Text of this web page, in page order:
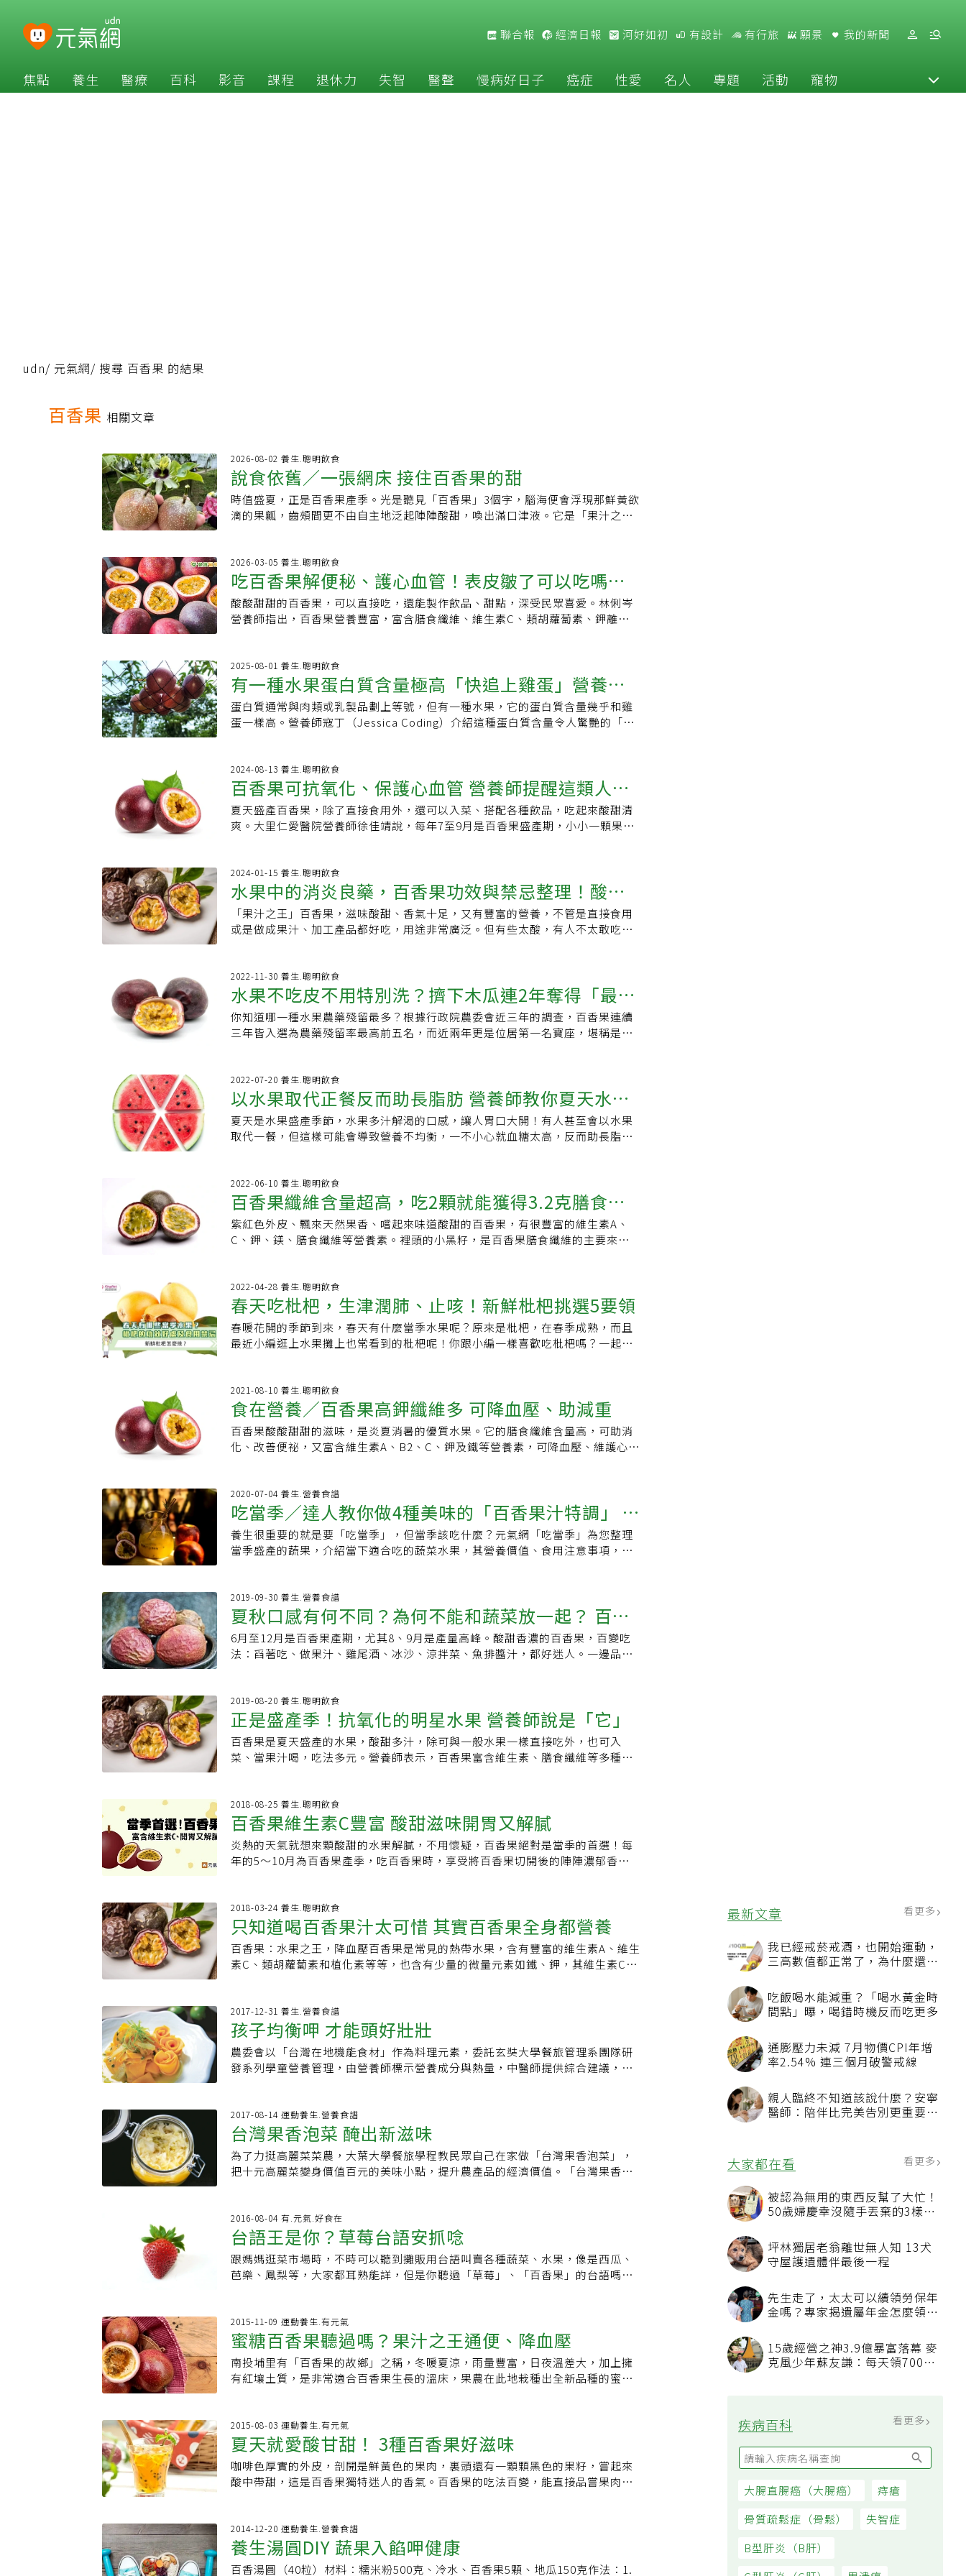
聯合報 經濟日報 河好如初 有設計 有行旅 願景 我的新聞
焦點 養生 醫療 百科 影音 課程 退休力 失智 醫聲 慢病好日子 癌症 性愛 名人 專題 活動 寵物
最新文章 看更多
我已經戒菸戒酒，也開始運動，
三高數值都正常了，為什麼還不
吃飯喝水能減重？「喝水黃金時
間點」曝，喝錯時機反而吃更多
通膨壓力未減 7月物價CPI年增
率2.54% 連三個月破警戒線
親人臨終不知道該說什麼？安寧
醫師：陪伴比完美告別更重要，
大家都在看 看更多
被認為無用的東西反幫了大忙！
50歲婦慶幸沒隨手丟棄的3樣物
坪林獨居老翁離世無人知 13犬
守屋護遺體伴最後一程
先生走了，太太可以續領勞保年
金嗎？專家揭遺屬年金怎麼領，
15歲經營之神3.9億暴富落幕 麥
克風少年蘇友謙：每天領700元
疾病百科 看更多
大腸直腸癌（大腸癌）
痔瘡
骨質疏鬆症（骨鬆）
失智症
B型肝炎（B肝）
udn/ 元氣網/ 搜尋 百香果 的結果
百香果 相關文章
2026-08-02 養生.聰明飲食
說食依舊／一張網床 接住百香果的甜
時值盛夏，正是百香果產季。光是聽見「百香果」3個字，腦海便會浮現那鮮黃欲
滴的果瓤，齒頰間更不由自主地泛起陣陣酸甜，喚出滿口津液。它是「果汁之
層次。它不僅「百香」，在餐桌上更是「百變」。百香果的命名是一頁生動的文
化漂流史。17世紀初，它從原產地巴西傳入西班牙，傳教士見其花瓣張開，中心
花蕊狀似十字架，3個分裂的柱頭宛如釘死耶穌的鐵釘，花瓣上的斑點似血跡，於
是充滿宗教情懷地命名為「受難花」（PassionFlower），果實即為受難果。後
人有不識此淵源，單從字面誤讀，便成了「熱情果」與「愛情果」。時空流轉至
稱。而在早年的台灣，鄉親們觀其外型，直白地喊它「雞卵果」，或是帶著異國
色彩的「西番果」。直到1960年代，台鳳公司準備推出果汁，覺得「西番」兩字
不夠響亮，便取「Passion」的日語諧音，巧妙譯為「百香」。這神來一筆，不僅
音韻優美，更精準捕捉了它揉合香蕉、鳳梨、檸檬、石榴等多種果香的迷人特
香果的優點，紫紅外皮下藏著酸甜濃郁的果汁，近年更有甜度極高的「滿天星」
（蜜糖百香果）與清香多汁的「黃金百香果」爭艷。要孕育這些美好，首推南投
埔里。埔里大坪頂這片海拔650至800公尺的緩坡，擁有微酸性紅土，保水又排
水，且超過10度以上的日夜溫差，造就了「熱不太熱、冷不太冷」的微氣候。當
地的百香果農彭文和笑稱，這裡水質極佳，不僅人喝了甘甜，果樹喝了更是結實
1980年代末期建立健康種苗更新制度，每年全園更新植株，才得以復甦。未料，
2011年的塑化劑食安風暴再度襲來，最後雖查出是裝填果汁的塑膠容器惹禍，卻
讓埔里百香果濃縮汁的銷量從每月數百桶，一度暴跌至5桶，果農瞬間跌入酸澀深
淵。危機，往往是轉機的伏筆。為了求生，果農們痛定思痛，決定降低加工依
酸化，且早年為了刺激開花結果，農民常在七分熟便強行採收，酸度自然偏高。
於是，一項改變產業命運的發明誕生了——「吊網」。農人在藤蔓下架起一張張鬆
軟的網床，果實熟透後自然蒂落，輕輕柔柔地掉進網中。不提早採摘、不落地碰
撞，不僅留住了完美外觀，更徹底封存了果實的甜美，如詩人卓黔形容「柔黃淺
紫鮮漿美，甜重酸輕顆粒誇」，鮮果品質的躍升，讓百香果從昔日一斤2、30元的
宛如一張充滿哲理的社會安全網。它溫柔地接住了那些墜落的生命，免去了硬生
生著地的撞擊與瘀傷，讓原本可能轉向酸楚的人生，終能在歲月的網床裡，沉澱
出回甘的甜。等待與接納，這是百香果給我們的啟示，也是這塊土地最厚實的情
味。
2026-03-05 養生.聰明飲食
吃百香果解便秘、護心血管！表皮皺了可以吃嗎？
營養師點名3族群謹慎食用
酸酸甜甜的百香果，可以直接吃，還能製作飲品、甜點，深受民眾喜愛。林俐岑
營養師指出，百香果營養豐富，富含膳食纖維、維生素C、類胡蘿蔔素、鉀離子等
者，食用份量要謹慎控制。「果汁之王」香氣濃郁 百香果含有哪些營養素？林俐
岑營養師說明，百香果得名自其集結了多種水果香氣，還被稱為「果汁之王」，
GI值約30，屬於低GI水果，且營養密度高。若連籽一起吃，每100克果肉可提供
約5.3克膳食纖維，高於不少蔬菜，有助於腸道蠕動、緩解便秘，同時增加飽足
感，可幫助體重控制。百香果同時富含維生素C，具抗氧化作用，與肌膚美白、膠
腫和維持血壓穩定，進而保護心血管健康。百香果也有最佳吃法 加強營養吸收、
減少腸胃負擔林俐岑營養師建議，百香果的膳食纖維主要集中在黑色籽中，「連
籽一起吃」獲得的排便效果更完整。不過腸胃敏感者需細嚼慢嚥，以免外殼過
硬，刮傷胃黏膜或造成消化不良。選購百香果時，可以看果皮光滑的酸度較高，
收，也可以用來取代高熱量佐料，如果醬、美乃滋或糖，製作優格是不錯的蛋白
質和纖維組合，製作涼拌青木瓜或沙拉，酸甜風味天然又健康。好吃但不是人人
都能多吃 3大族群要注意林俐岑營養師提醒，同時以下３類族群需特別注意：胃
部功能不佳者：百香果酸度高，易刺激胃酸分泌，種子又硬，可能引起造成消化
不良，胃潰瘍、胃炎或胃食道逆流的人建議去籽，也不要空腹食用。 腎臟病患
限，對應可食果肉重量約70至85克，相當於一般飯碗約半碗的量。 【資料來源】
林俐岑營養師的小天地 【延伸閱讀】高血壓導管治療成治療選項之一！醫：探討
與心血管風險及醫療成本的關聯心血管疾病居十大死因前四 高血脂成無聲殺
手！新型藥物擴增治療選項【本文由健康醫療網授權刊登，原文刊載網址：
2025-08-01 養生.聰明飲食
有一種水果蛋白質含量極高「快追上雞蛋」營養
師：一杯就達5克
蛋白質通常與肉類或乳製品劃上等號，但有一種水果，它的蛋白質含量幾乎和雞
蛋一樣高。營養師寇丁（Jessica Coding）介紹這種蛋白質含量令人驚艷的「蛋
幾乎可媲美一顆雞蛋（約6克蛋白質）。為什麼百香果蛋白質含量這麼高？事實
上，科學家也無法完全解釋這個現象。寇丁指出，百香果本身是營養密度極高的
水果，它不僅含有蛋白質，還有纖維、碳水化合物、維生素C、維生素A，以及一
些鉀，對健康十分有益。還有哪些水果也含豐富蛋白質？除了百香果，以下幾種
水果的蛋白質含量也不容小覷：‧酪梨：每杯約含4.5克蛋白質‧番石榴：每杯超
白質是較理想的標準，若有加上點心則還需更多。每天可以吃多少百香果？根據
美國膳食指南建議，一般人每日應攝取1.5到2杯的水果。寇丁表示，百香果也適
用這個範圍。如果你喜歡百香果的味道，她建議可將其加入果昔、水果碗，或是
直接吃原果。不過她也提醒，百香果的熱量比一般水果稍高，食用時要注意份
2024-08-13 養生.聰明飲食
百香果可抗氧化、保護心血管 營養師提醒這類人一
天一顆為限
夏天盛產百香果，除了直接食用外，還可以入菜、搭配各種飲品，吃起來酸甜清
爽。大里仁愛醫院營養師徐佳靖說，每年7至9月是百香果盛產期，小小一顆果
於高纖、高鉀的水果，想減重的人可以多吃，但慢性腎臟病患者一天以一顆為
限，更要避免直接飲用果汁。切開百香果，裡頭的果肉鮮黃且多籽，散發出濃郁
香氣。徐佳靖強調，百香果的籽是營養精華，含有礦物質、粗纖維、百香多酚
類，可抗氧化、保護心血管。如果不想嚼碎，直接吞下也沒有關係。屬於黃色食
物的百香果，維生素A、類胡蘿蔔素含量非常高，可維持正常的淚液分泌，有助於
金百香果及果皮偏紅的滿天星品種，徐佳靖表示，營養價值都差不多，但有些甜
度高達17度以上，糖尿病患者要忌口，建議一天不要吃超過2顆，且少吃其他水
果。徐佳靖提醒，百香果屬於後熟型的水果，果實成熟會掉到地上。建議買回家
後要再放4至5天，果梗變成淺褐色，這時候酸甜適中最好吃。百香果怎麼挑選1.
較酸。
2024-01-15 養生.聰明飲食
水果中的消炎良藥，百香果功效與禁忌整理！酸甜
看外皮就知，想吃甜一點的選這種
「果汁之王」百香果，滋味酸甜、香氣十足，又有豐富的營養，不管是直接食用
或是做成果汁、加工產品都好吃，用途非常廣泛。但有些太酸，有人不太敢吃。
胡蘿蔔素）相當高，大約是木瓜四倍。而百香果口感微酸，讓人以為維生素Ｃ
高，但其維生素Ｃ含量僅排中等，不敵橘子、柳丁、檸檬、葡萄柚等柑橘類。百
香果還富含鉀、鋅等礦物質，不只算是高鉀水果，鋅含量在水果中的表現也相當
不錯，排名中上。百香果的食用，最多人是吸取它的果汁，其實它從裡到外都營
養，只喝果汁可惜了。果汁中主要色素種類為類胡蘿蔔素，富含蛋白質、類黃酮
物質。裡面的小黑籽則富含膳食纖維，是香蕉3倍多，也是泰國芭樂的2倍。吃百
香果有什麼功效？什麼人不能吃？依食藥署食品成分分析，100公克百香果果肉，
熱量約66大卡，在水果裡的熱量排名為中等。百香果是維生素A、B2、C很好的來
源，有抗氧化作用，可抑制人體的發炎反應，是水果中的消炎良藥。它還可幫助
維豐富，幫助排便順暢又助消化，對肥胖的人來說，有飽足感，可以幫助減重。
3.含鐵量充足，吃素的人可食用補充鐵質。慎食族群1.百香果因鉀含量較高，腎
臟病患要避免食用。2.對酸較敏感的胃腸不佳者，也要適量食用。3.糖尿病患：
建議攝取量與腎臟病患相同。百香果微酸的口感，易讓人誤以為糖分不高；但食
用過量，可是會影響血糖穩定。如何挑選百香果？外皮皺皺的比較甜選購百香果
YA - 農糧署》臉書粉絲專頁教大家挑選百香果注意2重點：1.挑重的：愈沉重飽
滿，果汁含量愈多2.買回家後先別冰，室溫放置：．放2日內，口感較為酸甜．放
2~4天，果皮便會逐漸出現皺褶，酸度稍微下降，風味也較香濃．放4日以上，建
議改採冷藏保存但是百香果可不是「愈陳愈香」！由於百香果採收後果實仍會進
口感較為酸甜；室溫放置2~4天，果皮便會逐漸出現皺褶，酸度稍微下降，風味也
較為香濃；放置4日以上，則建議改採冷藏保存，並盡速食用完畢。吃百香果小訣
竅 果汁不流失許多人吃百香果時，可能都有一個困擾，就是一剖開後，珍貴的湯
汁就流掉一大半了。有一個小訣竅，就是從上方1/4處下刀切下，再以湯匙挖取，
可避免果汁四溢。【資料來源】．《鮮享農YA - 農糧署》臉書粉絲專頁．《農業
2022-11-30 養生.聰明飲食
水果不吃皮不用特別洗？擠下木瓜連2年奪得「最毒
水果」是它
你知道哪一種水果農藥殘留最多？根據行政院農委會近三年的調查，百香果連續
三年皆入選為農藥殘留率最高前五名，而近兩年更是位居第一名寶座，堪稱是
率也有10.2%。除了百香果之外，木瓜也是連續三年不合格率高居前五名的水
果，甚至在107年以13.4%的不合格率名列榜首。不過要留意的是，該份資料由藥
毒所每年針對全台各縣市蔬果，在蔬果均帶皮或帶殼且未經清洗的樣態下進行農
藥殘留檢驗，與一般消費者食用前已經清洗、去皮或烹煮的習慣不同。藥毒所前
所長費雯綺曾受訪指出，雖然有蔬果農藥殘留量不合格，但對一般民眾來說，只
水果也要記得洗，例如香蕉、橘子、柳橙、龍眼、荔枝、檸檬等水果，不要因為
不會帶皮吃就不洗，反而導致農藥交叉污染，更容易不小心把農藥吃下肚造成肝
腎負擔。而連皮吃像是葡萄、草莓等漿果類的水果，程涵宇建議以流動水清洗每
一顆果實後再去除蒂頭。例如草莓經清洗和去除蒂頭後，農藥殘留的去除率可達
營養的部分，該怎麼吃帶皮一起吃而不會把農藥吃下肚？宜蘭縣美食烹調補習班
老師陳韻如曾受訪指出，遵照3技巧帶皮水果就能吃得安心：1.清水多沖泡 果蒂要
削掉若想連皮一起吃，建議先用清水沖泡30分鐘以上，同時不要吃到靠近果蒂
處，因為果蒂是農藥殘留最多的地方。2.放一到兩天 讓農藥揮發一定要購買當季
的水果，買回家後建議先放置室溫一至二天再食用，讓農藥殘留揮發。3.水果對
表●白白一層，是果粉還是農藥？果粉一般呈現白色，顏色分布均勻；如果是農
藥，會呈現出不規則的斑點狀，並且有微黃色或微青色的色澤。●亮亮一層，是
果蠟還是人工蠟？用手或抹布往蘋果表面抹，如果愈抹愈光亮，那就是「人工
蠟」；如果愈抹愈混濁就證明是「天然果蠟」。另外一種方法，就是不要購買表
2022-07-20 養生.聰明飲食
以水果取代正餐反而助長脂肪 營養師教你夏天水果
如何吃得健康
夏天是水果盛產季節，水果多汁解渴的口感，讓人胃口大開！有人甚至會以水果
取代一餐，但這樣可能會導致營養不均衡，一不小心就血糖太高，反而助長脂
夏季瓜果之王。西瓜含水量很高，占總體94%以上，所以西瓜有助消暑解渴，若
出現輕微中暑，有口乾舌燥、頭昏、皮膚發燙的感覺，不妨可吃點西瓜解暑。不
過，西瓜屬於比較寒涼的水果，體質虛寒、容易手腳冰冷、逢經期、受寒感冒的
人，應該少吃。怎麼選？挑選表面光滑、花紋整齊的西瓜。若西瓜的蒂頭粗壯彎
曲，通常比較甜；拍拍果皮聲音清脆響亮，代表含水量夠。2.百香果百香果的酸
獲得3.2克的膳食纖維。不過，百香果的籽不好消化，腸胃功能不好的民眾，不可
多吃，過量食用會導致腸胃不適；百香果屬於高鉀水果，需要限鉀的腎臟病患應
該節制。怎麼選？選擇外皮顏色深，拿起來有重量的百香果，代表成熟度夠，裡
頭果肉多，水分充足；如果外觀有皺紋，代表放置一段時間了，最好盡快吃完。
料，可促進細胞分化正常，使癌化的細胞加速凋亡，也能促進黏膜分泌潤滑黏
液，修復身體受傷的黏膜組織。不過，芒果屬於容易導致過敏的水果，若發現接
觸到芒果汁液會過敏，應避免食用。怎麼選？選購時要注意芒果表皮有沒有黑斑
或壓傷，有黑斑或塊狀黑斑，表示內部已開始腐爛；壓起來有彈性、果蒂為紅或
澄黃色，屬於比較新鮮的芒果。4.李子酸甜的李子糖分較低，適合有血糖問題的
力提升都有好處，李子的酸澀感，有助消除飯後的油膩感，並能促進腸胃蠕動、
幫助消化。不過，李子的果酸較高，易刺激胃酸分泌，因此腸胃功能不佳的人，
宜避免空腹食用。怎麼選？選擇果粒飽滿完整、沒有壓傷、果肉富有彈性，且帶
有果粉的李子為佳。太軟的有可能過熟，不耐久放。
2022-06-10 養生.聰明飲食
百香果纖維含量超高，吃2顆就能獲得3.2克膳食纖
維！但「1功能」不好民眾要少吃
紫紅色外皮、飄來天然果香、嚐起來味道酸甜的百香果，有很豐富的維生素A、
C、鉀、鎂、膳食纖維等營養素。裡頭的小黑籽，是百香果膳食纖維的主要來源，
視力外，也能保護皮膚康寧醫院營養師陳詩婷表示，百香果的維生素A與C，可強
化人體免疫系統，有助於提高對病毒的抵抗力；且維生素A還有維持上皮細胞正常
分化的作用，除了能夠保護眼睛、視力之外，也能保護皮膚。只是，百香果屬於
含鉀量高的水果，每100公克就有200毫克的鉀離子，跟木瓜差不多，需要限鉀的
腎臟病患應該節制吃；另外，腸胃功能不好的民眾，也不建議多吃，因為百香果
是選外皮顏色深，拿起來有重量，代表成熟度夠，裡頭果肉多，水分充足；如果
外觀有皺紋，代表放置一段時間了，最好儘快吃完。 （本文摘自《常春月刊》
470期）延伸閱讀: 。酸香百香果，止渴又養顏 。西瓜是夏季水果之王，吃西瓜消
暑氣，但「1時間」後建議少吃，否則容易消化不良 &amp;nbsp;
2022-04-28 養生.聰明飲食
春天吃枇杷，生津潤肺、止咳！新鮮枇杷挑選5要領
春暖花開的季節到來，春天有什麼當季水果呢？原來是枇杷，在春季成熟，而且
最近小編逛上水果攤上也常看到的枇杷呢！你跟小編一樣喜歡吃枇杷嗎？一起來
素A 1347 IU，對於夜間視力、眼睛有幫助，還有保護皮膚及黏膜健康！3、貧
血：每100公克含葉酸12.4微克，造血維生素，可以幫助紅血球製造！懷孕初期的
婦女也需要補充葉酸，對於寶寶腦部發育很重要！4、血壓：每100公克含鉀173
毫克，有助血壓調節，還可以幫助肌肉與神經相互溝通，促進肌肉收縮。以中醫
觀點枇杷果實具生津潤肺、止咳功效！而枇杷葉屬中藥材，《本草綱目》記載其
果。枇杷葉曬乾入藥，有清肺胃熱，降氣化痰的功用，常有與其他藥材製成「枇
杷膏」。怎麼選枇杷？掌握五個要領專家說枇杷不要放冰箱，放進冰箱之後果肉
就會變硬，影響口感！所以最佳的儲存方式就是放置室溫。1、果圓：枇杷果粒越
大且圓，代表果肉越多。2、顏色深：顏色越深且均勻代表成熟且甜度足。3、絨
陽光照。 【更多KingNet國家網路醫藥報導】 不明原因頭痛、伴隨肩頸痠痛、脖
子僵硬恐為頸椎問題造成？！ 頸因性頭暈透過矯正治療緩解不適症狀！認識注意
力不足過動症（ADHD）：ADHD其診斷、症狀、類型、治療與如何克服本土疫
情持續攀升！BA.2成主流病毒株，接種&quot;追加劑&quot;提升自我保護力！查
看原始文章&gt;&gt;立刻加入KingNet 國家網路醫藥 LINE＠ 共同守護全家人健
2021-08-10 養生.聰明飲食
食在營養／百香果高鉀纖維多 可降血壓、助減重
百香果酸酸甜甜的滋味，是炎夏消暑的優質水果。它的膳食纖維含量高，可助消
化、改善便祕，又富含維生素A、B2、C、鉀及鐵等營養素，可降血壓、維護心血
富，幫助排便順暢又助消化，對肥胖的人來說，有飽足感，可以幫助減重。百香
果也是維生素A、B2、C很好的來源，有抗氧化作用，可抑制人體的發炎反應，幫
助皮膚修復，增加代謝作用，有美肌效果，也具有保護視力、強健骨骼的功效。
劉怡里說，百香果含鐵量不錯，吃素的人可食用補充鐵質。百香果很適合打成百
香果汁飲用，還可以取代調味料，製成百香果果醬，代替美乃滋淋在生菜沙拉上
2020-07-04 養生.營養食譜
吃當季／達人教你做4種美味的「百香果汁特調」 讓
你潤腸益脾又消暑！
養生很重要的就是要「吃當季」，但當季該吃什麼？元氣網「吃當季」為您整理
當季盛產的蔬果，介紹當下適合吃的蔬菜水果，其營養價值、食用注意事項，及
籽富含膳食纖維，它的膳食纖維含量，是香蕉3倍多，也是泰國芭樂的2倍，是改
善便秘、抗老、抗癌的好水果！。【記者陳惠惠、羅建怡╱報導，出處／2011-
09-04 聯合報「元氣周報養生DIY」】（編註：文中受訪者職稱或有變更，敬請包
涵） 百香果怎麼挑達人標準：表皮愈皺的愈香甜！1.搖一搖：果肉沒有分離的，
才是好的百香果。2.用手秤：秤下重量，夠沉的百香果，代表有滿滿又多汁的果
超重或肥胖者，還有糖尿病患，在喝百香果汁時，最好以代糖取代果糖、蜂蜜、
蔗糖等，以免吃進過多熱量或糖分，體重、血糖值上升。另外，有人吃果凍時，
喜歡淋上少許鮮奶油，不妨以百香果果肉取代鮮奶油，變換口味。怕百香果口感
太酸，買回家後可放置2、3天，待果皮略皺，香氣會更加濃郁，酸度也會稍降。
料：百香果2個、柳橙半個、香蕉1條、薄荷葉少許、蜂蜜1匙、冰塊與水約200cc
作法：百香果與柳橙取出果肉、香蕉切塊，將所有材料入果汁機攪打即可。達人
說：香氣十足的百香果與微酸柳橙、清涼的薄荷葉、滋味甜蜜的蜂蜜，充滿戀愛
的氣味，這些都是夏日盛產的水果，既新鮮又養生。2.解毒去火果汁 材料：百香
果1個、糖漬鳳梨1大匙、汆燙過的蓮藕數片、用紅糖與薑醃漬隔夜的水1匙、涼水
味。達人說：蓮藕去火，鳳梨生津止渴、潤腸益脾，對於夏日便便不通暢、中
暑、水腫，都有大功效。3.去憂果汁 材料：百香果1個、蘋果半個、檸檬汁少許、
養樂多2瓶、冰塊1大匙作法：將所有果肉與果汁一同攪打即可。達人說：蘋果是
最不會被拒絕的水果之一，加了助消化的養樂多，風味多層次。4.苦中作樂 材
杯中放入冰淇淋即可。達人說：去熱消暑的苦瓜，在此配上香氣十足的百香果及
冰淇淋，是特殊又好喝的果菜汁。利用糖漬保鮮，打果汁不僅不需加糖，還有特
別風味。
2019-09-30 養生.營養食譜
夏秋口感有何不同？為何不能和蔬菜放一起？ 百香
果的7個小秘密
6月至12月是百香果產期，尤其8、9月是產量高峰。酸甜香濃的百香果，百變吃
法：舀著吃、做果汁、雞尾酒、冰沙、涼拌菜、魚排醬汁，都好迷人。一邊品嘗
會掉到地方摔壞了。Q2：百香果的台語怎麼念？英文名PassionFruit的百香果，
因為美麗的花朵形狀像時鐘，日本稱「時計草/時計果（トケイソウ）」。日治時
期日本人將百香果引進台灣栽種，台語念法即是音譯自日語「時計果」－－thoo-
kè-sòo(トケイソウ)。另外，因百香果果實像雞蛋，台語也有稱雞卵果。Q3：百
香果英文PassionFruit其實一點也不熱情？原產地南美洲的熱情果實，因花型極
香果產量最大的產地，日夜溫差大、產出的百香果風味特別迷人。Q5：6至12月
是熱情果百香果的產季，夏、秋口感有不同嗎？夏天百香果甜度較高、香味較
淡，入秋後溫度較低，果實酸度提高、香味濃郁。百香果富含維生素A、C、類胡
蘿蔔素，白色內果皮含抗氧化物質、種子富含膳食纖維，不過胃潰瘍患者不宜多
到那酸中帶甜的迷人滋味。Q6：百香果品種，你吃過幾種？1901至1907年間，
日本人從東京時川植物園引進紫百香果在台灣栽種；1964年台灣由夏威夷汎太平
洋農場引入黃色種；1982年，由農業試驗所鳳山熱帶園藝試驗分所，成功改良出
「台農一號」。台灣目前大部分是台農1號品種百香果（紫色種百香果與黃色種百
香果的雜交），特色是果皮呈鮮紅色，表皮略光滑，有較細密的白色果點，酸中
低、偏香甜，屬於清香清甜口感。不同的是，黃金百香果都是在樹上8～9分熟
後，人工採收，而沒有「睡吊床」。Q7：為何百香果不能和蔬菜、花瓶放在一
起？百香果和蘋果一樣，會產生高量乙烯(Ethylene)。乙烯是植物賀爾蒙，會催
熟，使水果成熟、蔬菜變黃，也會使花兒提早凋謝。因此，千萬別把百香果放在
2019-08-20 養生.聰明飲食
正是盛產季！抗氧化的明星水果 營養師說是「它」
百香果是夏天盛產的水果，酸甜多汁，除可與一般水果一樣直接吃外，也可入
菜、當果汁喝，吃法多元。營養師表示，百香果富含維生素、膳食纖維等多種營
且營養價值高，據台灣食品營養成分資料庫顯示，以一顆一百克重百香果為例，
水分高達八成，適合民眾夏季食用來解渴利尿。另外，百香果鉀離子含量也算
高，一顆約含200毫克鉀離子，趙函穎說若民眾平常吃比較鹹、有水腫型肥胖者，
一天可吃一兩顆百香果來消除水腫；而百香果成分也含鐵質，女性同胞若月經來
鐵質大量流失時，可適當補充百香果來補血。趙函穎也提到，百香果的膳食纖維
C產品接觸藍光者，吃百香果可預防乾眼症，保護眼睛功效。而百香果更有多種吃
法，可涼拌外也可當成茶飲。趙函穎說，百香果籽咬碎後含百香多酚類，具保養
血管、抗老；建議可一天取一顆，加上800~1000cc室溫水後做成百香果水，可取
代市售含糖飲料，可利尿、消水腫，也可做好糖分控制，避免肥胖。不過趙函穎
吃。
2018-08-25 養生.聰明飲食
百香果維生素C豐富 酸甜滋味開胃又解膩
炎熱的天氣就想來顆酸甜的水果解膩，不用懷疑，百香果絕對是當季的首選！每
年的5～10月為百香果產季，吃百香果時，享受將百香果切開後的陣陣濃郁香氣，
的花以五片花萼及五片花瓣所組成，排列起來外觀像是有時針和分針的時鐘，因
此百香果又有時計果的別稱。百香果外表微硬且呈現圓球狀，切開後果肉鮮黃而
多籽，成熟後的百香果，散發出濃郁的果香氣味，在水果攤前總讓人難以抵擋其
魅力。百香果原產於南美洲的巴西，於日治時期時開始引進台灣栽種，而農委會
在2014年統計，台灣有栽種百香果的地區，以南投、台中以及花蓮等地為產量前
百香果是不錯的選擇，百香果含有維生素C等營養素，是好的營養攝取來源。當季
的百香果，除了直接品嚐水果鮮味外，用在料理中也能增加飲食變化，在食慾不
振時，取出百香果的果肉加點檸檬汁淋在沙拉或涼拌菜上相當開胃，或加點蜂蜜
沖泡成百香果茶也能解膩。由於百香果的口味相當討喜，在許多加工產品中能看
的方法保存！▶人工催熟的水果到底能不能吃？參考資料：▶農委會農漁生產地
圖▶農委會農業小學堂（本文獲「《食力》」授權轉載，原文刊載於此）
2018-03-24 養生.聰明飲食
只知道喝百香果汁太可惜 其實百香果全身都營養
百香果：水果之王，降血壓百香果是常見的熱帶水果，含有豐富的維生素A、維生
素C、類胡蘿蔔素和植化素等等，也含有少量的微量元素如鐵、鉀，其維生素C可
外，百香果的種子和與果皮其實都各有營養價值。 百香果種子：抗氧化、保護心
血管百香果的種子含有白皮杉醇等高抗氧化化的多酚類化合物，可以減少自由基
破壞細胞，以及防止各種退化性疾病的產生。此外，百香果種子有可防止紫外線
造成的皮膚傷害，避免皮膚的彈性蛋白ˊ被破壞導致的皺紋。白皮杉醇及多酚是是
保護心血管的良好物質，因此百香果種子對於心血管疾病的防治也逐漸受到重
關節炎百香果的白色內果皮，被發現含有極高的抗氧化物質，在某些研究中發現
這種瘁取物質可以改善氣喘和膝關節退化、關節炎引發的關節疼痛等。雖然目前
尚未有大規模研究證實百香果皮的醫療用處，但它的抗氧化物質以及豐富的果
膠，確實對人體健康有益，也是食品添加物的天然首選，建議可做成果醬或打成
了。 參考資料：livestrong，healthline【本文出處，更多資訊請上《每日健
康》、《每日健康》粉絲團。】
2017-12-31 養生.營養食譜
孩子均衡呷 才能頭好壯壯
農委會以「台灣在地機能食材」作為料理元素，委託玄奘大學餐旅管理系團隊研
發系列學童營養管理，由營養師標示營養成分與熱量，中醫師提供綜合建議，五
養午餐其實是以均衡營養為首要，在選擇食材方面以新鮮、營養，在地、經濟等
因素考量，烹調方式就盡量維持食材本身的原味，不添加過多的人工添加物。另
外，食材的處理也需考量兒童食用時的方便性與適口性，例如不可選太多小刺的
魚類，食材切割也要大小適中。「三色什錦炒雞丁」有馬鈴薯和洋蔥，是適合學
童吃的食材。李杰奎說，馬鈴薯具有很高的營養價值，富含大量碳水化合物，能
幾倍至幾十倍不等，食用後有飽腹感。多吃洋蔥可以增進骨骼結實、洋蔥含有至
少三種抗發炎的天然化學物質，也可生津止渴、舒緩腸道。另一道學童料理是
「山藥排骨湯」。李杰奎說，山藥是食療聖品，對健脾胃、益腎氣、潤皮毛、養
顏美容有幫助。他補充，紫山藥與白山藥差異在白山藥纖維少、含水量高，口感
看起來光滑的山藥為佳，山藥若放太久，白山藥會變黃、紫山藥內含有黑點，不
利於賣相。李杰奎提醒，製作「青檸百香果南瓜」時，可能因購入的百香果甜度
不一，因此青檸與糖的分量可依口味增減。他提到，檸檬富含維生素C、檸檬酸、
蘋果酸、高量鈉元素和低量鉀元素等，對人體十分有益，可預防感冒。青檸百香
果南瓜材料：南瓜300克、百香果8粒、檸檬2粒調味料：鹽15克、糖60克作法：
先刮約1粒量的表皮絲備用，餘切開榨汁另存備用。4.百香果肉、檸檬汁、糖混
勻，加入瀝乾的南瓜片拌勻再灑上青檸檬絲略拌即完成。三色什錦炒雞丁材料：
玉米粒60克、馬鈴薯300克、紅蘿蔔60克、青花椰菜100克、雞胸肉200克、紅蔥
頭和蒜頭各20克、洋蔥60克、毛豆仁100克調味料：米酒40克、鹽5克、糖5克、
紅蔥頭、蒜頭、洋蔥切末備用。4.雞肉先以熱油泡至半熟，亦可川燙至半熟濾水
備用。5.取鍋入沙拉油爆香乾蔥、蒜、洋蔥至香氣溢出，加入雞肉及調味料及適
量水煮到雞肉熟透，再加入其餘食材及適量高湯略炒使食材微微濕潤，勾薄芡加
2017-08-14 運動養生.營養食譜
台灣果香泡菜 醃出新滋味
為了力挺高麗菜菜農，大葉大學餐旅學程教民眾自己在家做「台灣果香泡菜」，
把十元高麗菜變身價值百元的美味小點，提升農產品的經濟價值。「台灣果香泡
的水果醋會發酵，做成泡菜無法久存，市售的泡菜能保存好幾個月，是因為添加
了「醋精」，才不易發霉變質。另外，自己做泡菜，不但可以依個人喜好調配口
味，更可以選用天然的食材，讓全家人吃得健康又安心。吳淑姿指出，「台灣果
香泡菜」的作法是，先把高麗菜切開、洗淨，加鹽抓一抓，瀝掉鹽水備用。接著
將糖、白醋、果醋、果物等調味料拌勻，再把高麗菜混進醬料中，裝罐放入冰
片、煮火鍋等料理中。「香辣泡菜炒肉片」的作法是，先將豬肉片過油撈起備
用，在炒鍋放入蒜末、蔥白、辣椒爆香，接著放入「黑金泡菜」、醬油、糖、一
點點水，再放入豬肉片炒熟，起鍋前加入少量梅醋提味，灑上蔥綠。吳淑姿說，
高麗菜包含鈣、磷、維他命、B2、C、鈾、硫、氯、碘等，營養價值相當高，對
2.洗淨的高麗菜放入盆中，加鹽抓一抓，靜置10-20分鐘，瀝掉鹽水備用。（若偏
好清淡口味，可用冷開水沖洗一下高麗菜）1.將100g糖、濃縮百香果汁2碗、話梅
2顆、白醋1碗、梅醋1/2碗等調味料拌勻，加入鹽醃高麗菜拌勻，擠一點檸檬汁提
味。2.將100g糖、1碗白醋、2碗梅醋、2顆話梅、紅酒蕃茄等調味料拌勻，加入
鹽醃高麗菜拌勻。3.將100g糖、1碗韓國辣椒醬、1碗魚露、1/2碗濃縮梅精、2碗
100g、濃縮百香果汁2碗、話梅2顆、白醋1碗、梅醋1/2碗、檸檬1顆2.紅酒番茄
泡菜材料：高麗菜1顆、鹽80g、糖100g、梅醋2碗、話梅2顆、白醋1碗、紅酒蕃
茄數顆3.黑金泡菜材料：高麗菜1顆、鹽80g、糖100g、韓國辣椒醬1碗、魚露1
2016-08-04 有.元氣.好食在
台語王是你？草莓台語安抓唸
跟媽媽逛菜市場時，不時可以聽到攤販用台語叫賣各種蔬菜、水果，像是西瓜、
芭樂、鳳梨等，大家都耳熟能詳，但是你聽過「草莓」、「百香果」的台語嗎？
(tsháu-m̂)，也有另一種說法叫「刺泡」，是因為台灣以前的土生野草莓外表一顆
一顆的，像泡泡又像刺，所以有此稱呼。至於百香果則是叫「時計果」，李勤岸
說，因為百香果花朵和時鐘長得很像，而日文的時鐘又寫做「時計」，因此百香
果的台語就唸做「時計果」。大家常聽到的芒果台語「檨仔」，其實並不是台
語，而是源自平埔族語。是不是長知識了呢?
2015-11-09 運動養生.有元氣
蜜糖百香果聽過嗎？果汁之王通便、降血壓
南投埔里有「百香果的故鄉」之稱，冬暖夏涼，雨量豐富，日夜溫差大，加上擁
有紅壤土質，是非常適合百香果生長的溫床，果農在此地栽種出全新品種的蜜糖
藥，有便祕、青春痘和過敏困擾的人建議多食。百香果水果中的消炎良藥別名：
雞蛋果、時計果、西番蓮果適用者● 消化不良、便祕者● 高血壓、心血管疾病患
者● 酒醉的人、食慾不振者● 青春痘患者● 有過敏現象的人百香果食用法1 百香
果粒搭配金桔汁、蜂蜜、水調成果汁，可促進食慾、消除疲勞，是夏日生津止渴
的飲品。2 將百香果搭配青木瓜，做成百香果涼拌青木瓜絲，美味爽口，並有幫
凍。NOTE 百香果挑選祕訣百香果屬後熟水果，在成熟落地後，多放置2天再食
用，風味更佳。選購時以鮮豔、果皮無皺縮，具有重量感者為佳。百香果保健功
效● 預防心血管疾病、降血壓● 促進食慾、消除疲勞● 幫助消化、改善便祕●
2015-08-03 運動養生.有元氣
夏天就愛酸甘甜！ 3種百香果好滋味
咖啡色厚實的外皮，剖開是鮮黃色的果肉，裏頭還有一顆顆黑色的果籽，嘗起來
酸中帶甜，這是百香果獨特迷人的香氣。百香果的吃法百變，能直接品嘗果肉與
裝瓶立即冷凍保存，完整保留了百香果的風味，還能滿足想吃水果又懶得動手的
方便性。★百香果愛玉材料：鮮榨冷凍百香果原汁、愛玉、薄荷葉做法：1.將愛
玉切成小丁倒入杯中。 2.倒入適量百香果汁，攪拌均勻，於杯口裝飾上薄荷葉即
2014-12-20 運動養生.營養食譜
養生湯圓DIY 蔬果入餡呷健康
百香湯圓（40粒）材料：糯米粉500克、冷水、百香果5顆、地瓜150克作法：1.